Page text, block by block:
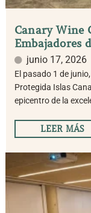
Canary Wine
Embajadores
junio 17, 2026
El pasado 1 de
Protegida Islas
epicentro de la
LEER MÁS